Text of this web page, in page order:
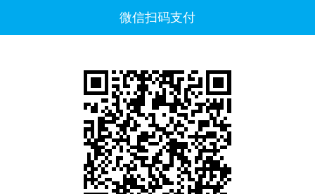
微信扫码支付